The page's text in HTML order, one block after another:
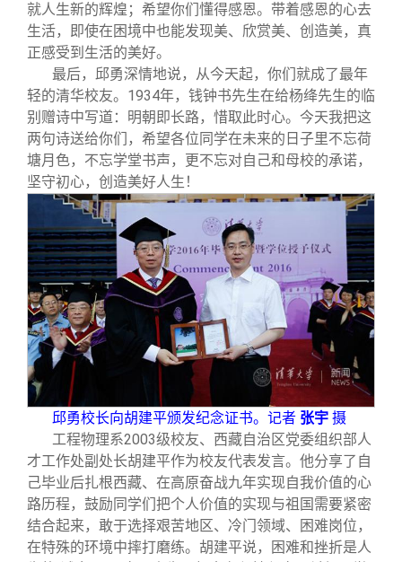
就人生新的辉煌；希望你们懂得感恩。带着感恩的心去
生活，即使在困境中也能发现美、欣赏美、创造美，真
正感受到生活的美好。
最后，邱勇深情地说，从今天起，你们就成了最年
轻的清华校友。1934年，钱钟书先生在给杨绛先生的临
别赠诗中写道：明朝即长路，惜取此时心。今天我把这
两句诗送给你们，希望各位同学在未来的日子里不忘荷
塘月色，不忘学堂书声，更不忘对自己和母校的承诺，
坚守初心，创造美好人生！
邱勇校长向胡建平颁发纪念证书。记者 张宇 摄
工程物理系2003级校友、西藏自治区党委组织部人
才工作处副处长胡建平作为校友代表发言。他分享了自
己毕业后扎根西藏、在高原奋战九年实现自我价值的心
路历程，鼓励同学们把个人价值的实现与祖国需要紧密
结合起来，敢于选择艰苦地区、冷门领域、困难岗位，
在特殊的环境中摔打磨练。胡建平说，困难和挫折是人